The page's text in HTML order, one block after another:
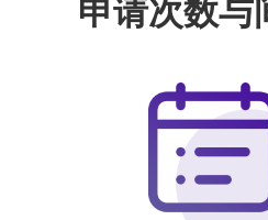
申请次数与